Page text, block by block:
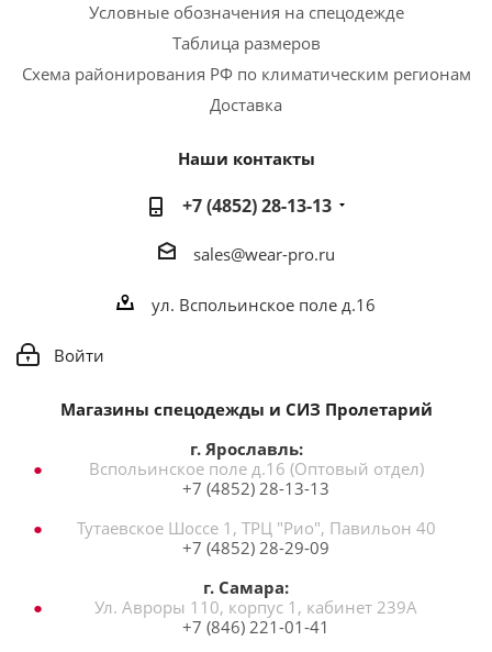
Условные обозначения на спецодежде
Таблица размеров
Схема районирования РФ по климатическим регионам
Доставка
Наши контакты
+7 (4852) 28-13-13
sales@wear-pro.ru
ул. Вспольинское поле д.16
Войти
Магазины спецодежды и СИЗ Пролетарий
г. Ярославль:
Вспольинское поле д.16 (Оптовый отдел)
+7 (4852) 28-13-13
Тутаевское Шоссе 1, ТРЦ "Рио", Павильон 40
+7 (4852) 28-29-09
г. Самара:
Ул. Авроры 110, корпус 1, кабинет 239А
+7 (846) 221-01-41